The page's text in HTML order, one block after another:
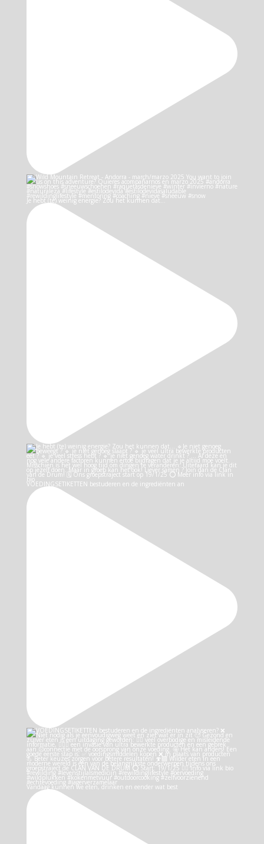
Je hebt (te) weinig energie? Zou het kunnen dat…
VOEDINGSETIKETTEN bestuderen en de ingrediënten an
Vandaag kunnen we eten, drinken en eender wat best